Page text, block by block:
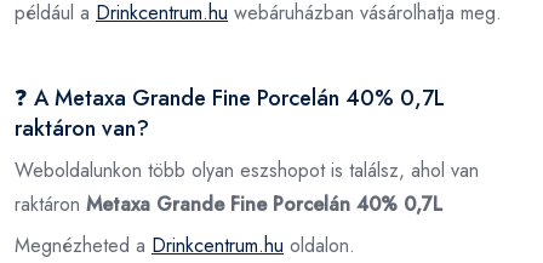
például a Drinkcentrum.hu webáruházban vásárolhatja meg.
❓ A Metaxa Grande Fine Porcelán 40% 0,7L
raktáron van?
Weboldalunkon több olyan eszshopot is találsz, ahol van
raktáron Metaxa Grande Fine Porcelán 40% 0,7L
Megnézheted a Drinkcentrum.hu oldalon.